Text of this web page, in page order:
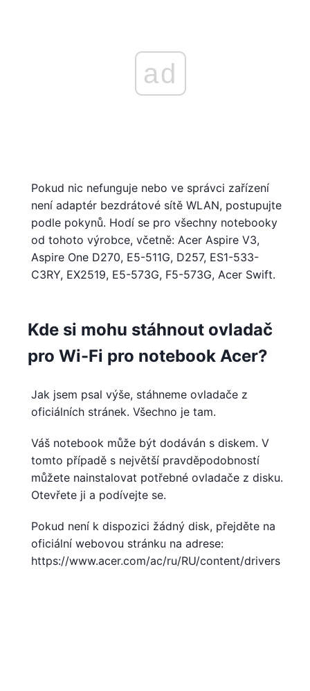
ad
Pokud nic nefunguje nebo ve správci zařízení
není adaptér bezdrátové sítě WLAN, postupujte
podle pokynů. Hodí se pro všechny notebooky
od tohoto výrobce, včetně: Acer Aspire V3,
Aspire One D270, E5-511G, D257, ES1-533-
C3RY, EX2519, E5-573G, F5-573G, Acer Swift.
Kde si mohu stáhnout ovladač
pro Wi-Fi pro notebook Acer?
Jak jsem psal výše, stáhneme ovladače z
oficiálních stránek. Všechno je tam.
Váš notebook může být dodáván s diskem. V
tomto případě s největší pravděpodobností
můžete nainstalovat potřebné ovladače z disku.
Otevřete ji a podívejte se.
Pokud není k dispozici žádný disk, přejděte na
oficiální webovou stránku na adrese:
https://www.acer.com/ac/ru/RU/content/drivers